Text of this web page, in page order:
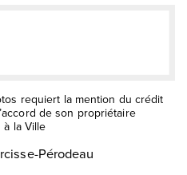
requiert la mention du crédit
de son propriétaire
la Ville
Pérodeau